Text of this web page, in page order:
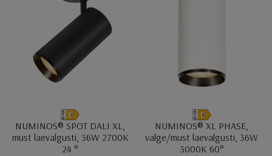
NUMINOS® SPOT DALI XL,
must laevalgusti, 36W 2700K
24 °
NUMINOS® XL PHASE,
valge/must laevalgusti, 36W
3000K 60°